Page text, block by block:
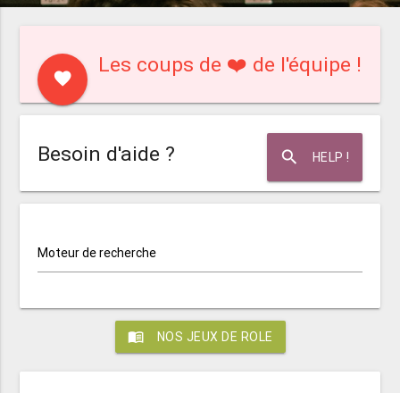
favorite
Les coups de ❤️ de l'équipe !
search HELP !
Besoin d'aide ?
Moteur de recherche
menu_book NOS JEUX DE ROLE